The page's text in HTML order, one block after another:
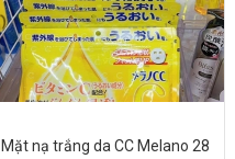
Mặt nạ trắng da CC Melano 28